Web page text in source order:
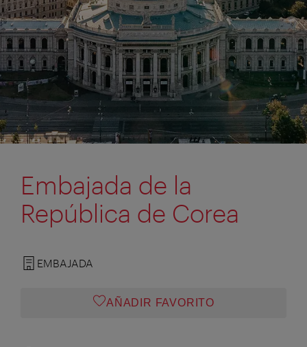
Embajada de la
República de Corea
EMBAJADA
AÑADIR FAVORITO